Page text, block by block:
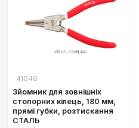
41046
Зйомник для зовнішніх
стопорних кілець, 180 мм,
прямі губки, розтискання
СТАЛЬ